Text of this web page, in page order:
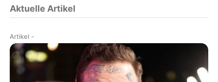
Aktuelle Artikel
Artikel -